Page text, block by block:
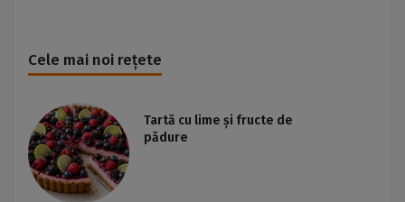
Cele mai noi rețete
Tartă cu lime și fructe de
pădure